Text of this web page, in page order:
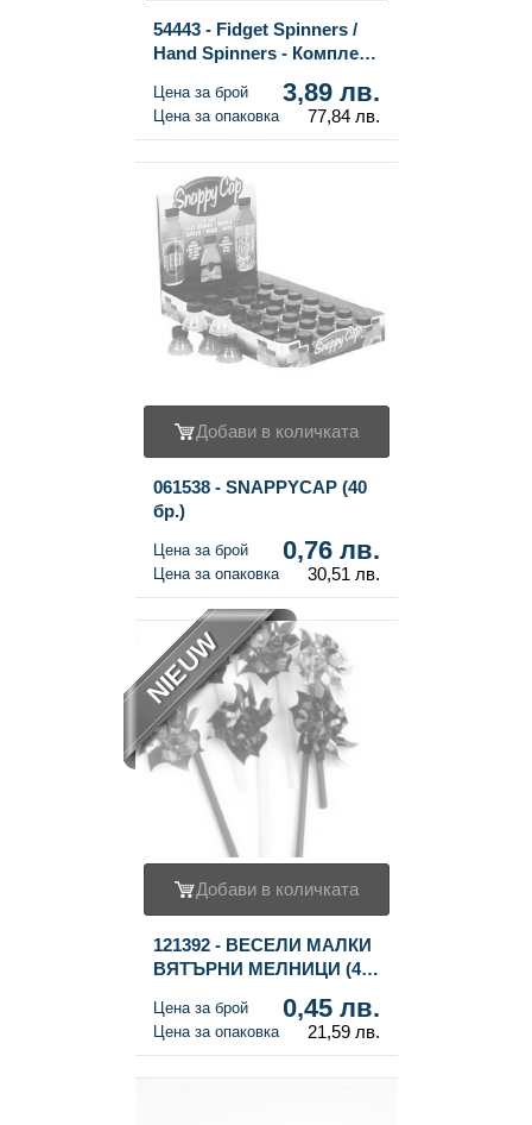
54443 - Fidget Spinners /
Hand Spinners - Комплект
Цена за брой 3,89 лв.
Цена за опаковка 77,84 лв.
Добави в количката
061538 - SNAPPYCAP (40
бр.)
Цена за брой 0,76 лв.
Цена за опаковка 30,51 лв.
NIEUW
Добави в количката
121392 - ВЕСЕЛИ МАЛКИ
ВЯТЪРНИ МЕЛНИЦИ (48
Цена за брой 0,45 лв.
Цена за опаковка 21,59 лв.